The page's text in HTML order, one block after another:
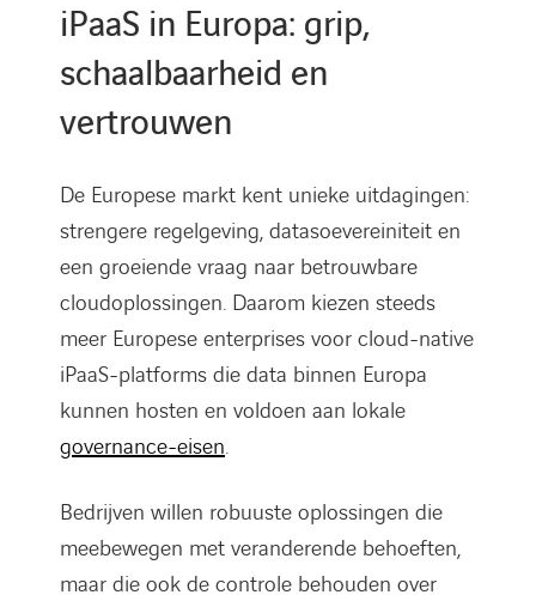
iPaaS in Europa: grip,
schaalbaarheid en
vertrouwen
De Europese markt kent unieke uitdagingen:
strengere regelgeving, datasoevereiniteit en
een groeiende vraag naar betrouwbare
cloudoplossingen. Daarom kiezen steeds
meer Europese enterprises voor cloud-native
iPaaS-platforms die data binnen Europa
kunnen hosten en voldoen aan lokale
governance-eisen.
Bedrijven willen robuuste oplossingen die
meebewegen met veranderende behoeften,
maar die ook de controle behouden over